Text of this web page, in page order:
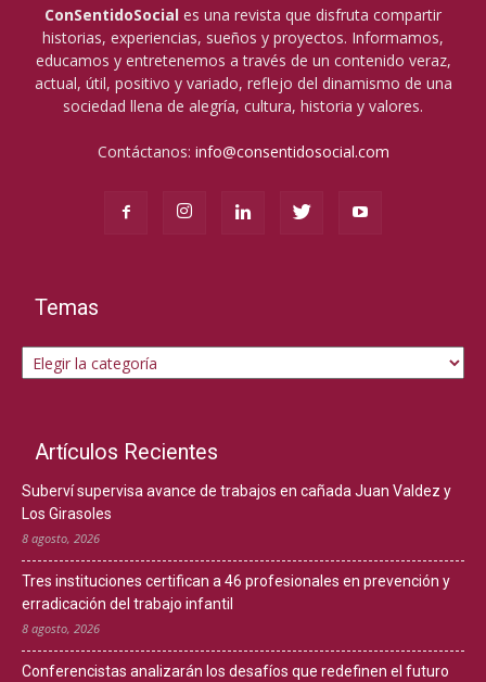
ConSentidoSocial es una revista que disfruta compartir
historias, experiencias, sueños y proyectos. Informamos,
educamos y entretenemos a través de un contenido veraz,
actual, útil, positivo y variado, reflejo del dinamismo de una
sociedad llena de alegría, cultura, historia y valores.
Contáctanos: info@consentidosocial.com
Temas
Temas
Artículos Recientes
Suberví supervisa avance de trabajos en cañada Juan Valdez y
Los Girasoles
8 agosto, 2026
Tres instituciones certifican a 46 profesionales en prevención y
erradicación del trabajo infantil
8 agosto, 2026
Conferencistas analizarán los desafíos que redefinen el futuro